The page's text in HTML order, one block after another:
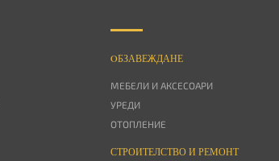
OБЗАВЕЖДАНЕ
МЕБЕЛИ И АКСЕСОАРИ
УРЕДИ
ОТОПЛЕНИЕ
СТРОИТЕЛСТВО И РЕМОНТ